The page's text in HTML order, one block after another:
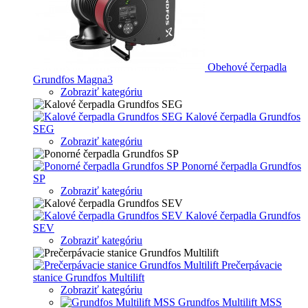
Obehové čerpadla
Grundfos Magna3
Zobraziť kategóriu
Kalové čerpadla Grundfos
SEG
Zobraziť kategóriu
Ponorné čerpadla Grundfos
SP
Zobraziť kategóriu
Kalové čerpadla Grundfos
SEV
Zobraziť kategóriu
Prečerpávacie
stanice Grundfos Multilift
Zobraziť kategóriu
Grundfos Multilift MSS